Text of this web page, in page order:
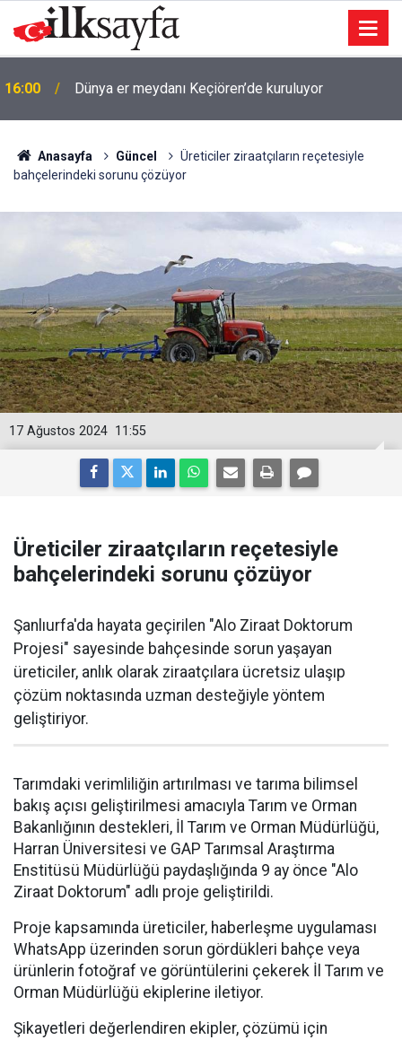
16:00 Dünya er meydanı Keçiören’de kuruluyor
Anasayfa Güncel
Üreticiler ziraatçıların reçetesiyle
bahçelerindeki sorunu çözüyor
11:55
17 Ağustos 2024
Üreticiler ziraatçıların reçetesiyle
bahçelerindeki sorunu çözüyor
Şanlıurfa'da hayata geçirilen "Alo Ziraat Doktorum
Projesi" sayesinde bahçesinde sorun yaşayan
üreticiler, anlık olarak ziraatçılara ücretsiz ulaşıp
çözüm noktasında uzman desteğiyle yöntem
geliştiriyor.
Tarımdaki verimliliğin artırılması ve tarıma bilimsel
bakış açısı geliştirilmesi amacıyla Tarım ve Orman
Bakanlığının destekleri, İl Tarım ve Orman Müdürlüğü,
Harran Üniversitesi ve GAP Tarımsal Araştırma
Enstitüsü Müdürlüğü paydaşlığında 9 ay önce "Alo
Ziraat Doktorum" adlı proje geliştirildi.
Proje kapsamında üreticiler, haberleşme uygulaması
WhatsApp üzerinden sorun gördükleri bahçe veya
ürünlerin fotoğraf ve görüntülerini çekerek İl Tarım ve
Orman Müdürlüğü ekiplerine iletiyor.
Şikayetleri değerlendiren ekipler, çözümü için